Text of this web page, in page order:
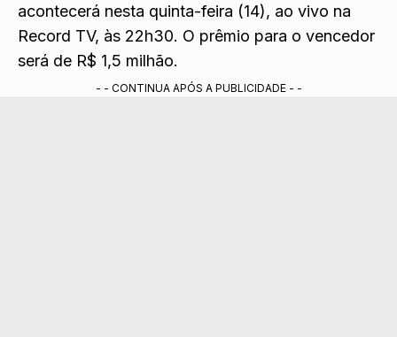
acontecerá nesta quinta-feira (14), ao vivo na
Record TV, às 22h30. O prêmio para o vencedor
será de R$ 1,5 milhão.
- - CONTINUA APÓS A PUBLICIDADE - -